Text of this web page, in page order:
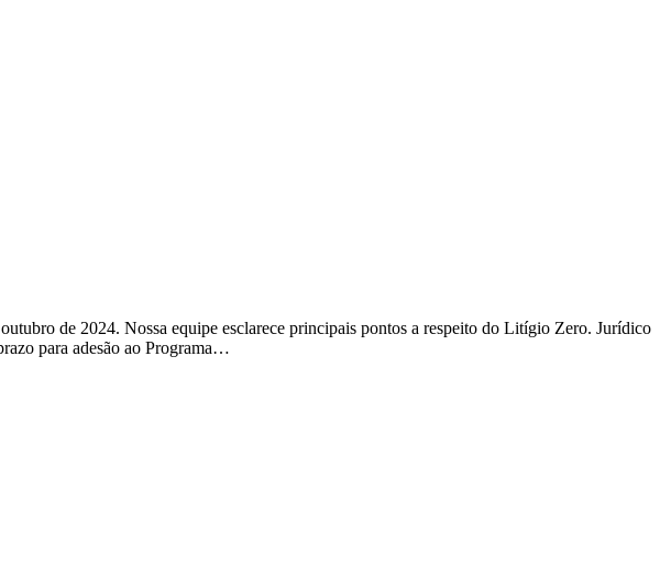
de 2024. Nossa equipe esclarece principais pontos a respeito do Litígio Zero. Jurídico
para adesão ao Programa…